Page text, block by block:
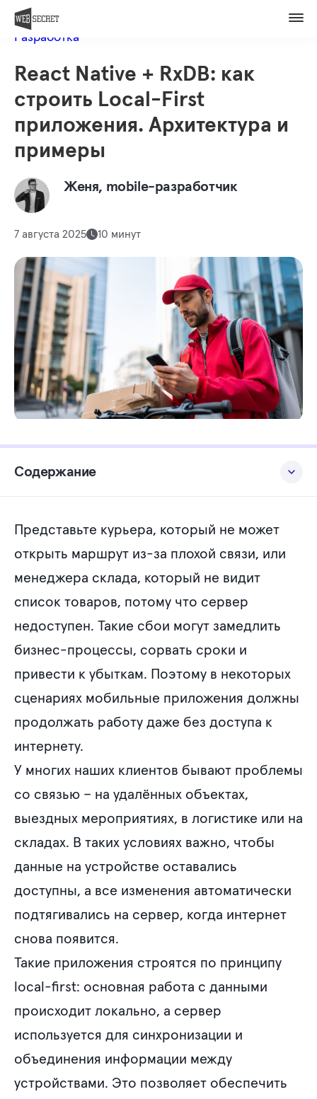
Оценить проект
Назад в блог
Разработка
React Native + RxDB: как
строить Local-First
приложения. Архитектура и
примеры
Женя, mobile-разработчик
7 августа 2025 10 минут
Содержание
Локальное хранилище RxDB через SQLite
Создание экземпляра базы данных
Репликация данных: синхронизация клиента и сервера
Представьте курьера, который не может
открыть маршрут из-за плохой связи, или
менеджера склада, который не видит
список товаров, потому что сервер
недоступен. Такие сбои могут замедлить
бизнес-процессы, сорвать сроки и
привести к убыткам. Поэтому в некоторых
сценариях мобильные приложения должны
продолжать работу даже без доступа к
интернету.
У многих наших клиентов бывают проблемы
со связью – на удалённых объектах,
выездных мероприятиях, в логистике или на
складах. В таких условиях важно, чтобы
данные на устройстве оставались
доступны, а все изменения автоматически
подтягивались на сервер, когда интернет
снова появится.
Такие приложения строятся по принципу
local-first: основная работа с данными
происходит локально, а сервер
используется для синхронизации и
объединения информации между
устройствами. Это позволяет обеспечить